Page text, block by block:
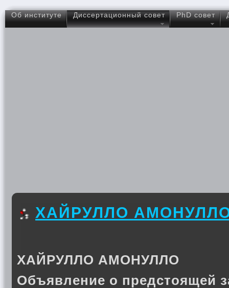
Об институте Диссертационный совет PhD совет
ХАЙРУЛЛО
ХАЙРУЛЛО АМОНУЛЛО
Объявление о предстоящей